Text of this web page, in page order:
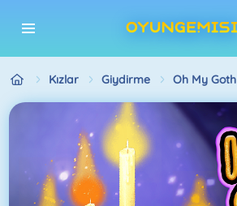
Kızlar Giydirme Oh My Goth